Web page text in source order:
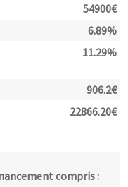
54900€
6.89%
11.29%
906.2€
22866.20€
compris :